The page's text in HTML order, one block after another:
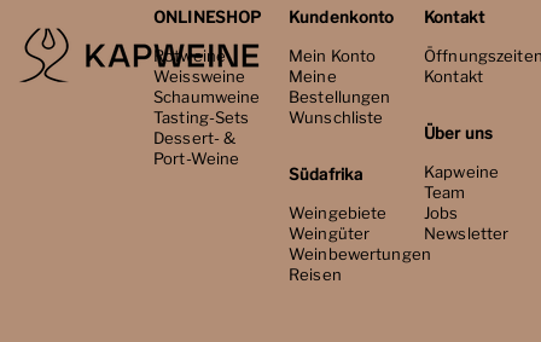
ONLINESHOP
Rotweine
Weissweine
Schaumweine
Tasting-Sets
Dessert- &
Port-Weine
Kundenkonto
Mein Konto
Meine
Bestellungen
Wunschliste
Südafrika
Weingebiete
Weingüter
Weinbewertungen
Reisen
Kontakt
Kontakt
Über uns
Kapweine
Team
Jobs
Newsletter